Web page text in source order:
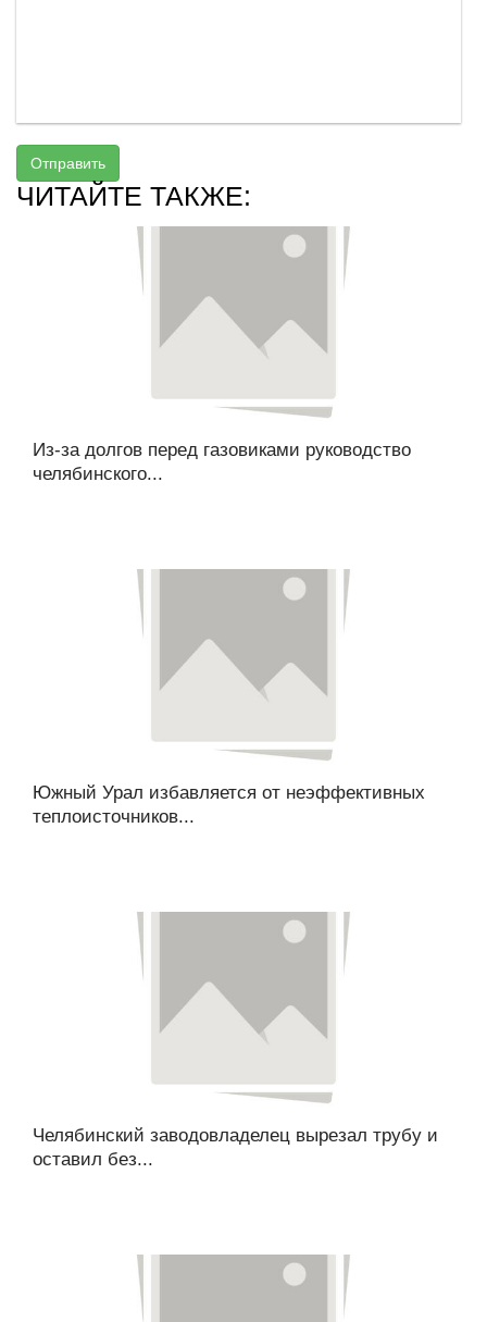
Отправить
ЧИТАЙТЕ ТАКЖЕ:
Из-за долгов перед газовиками руководство
челябинского...
Южный Урал избавляется от неэффективных
теплоисточников...
Челябинский заводовладелец вырезал трубу и
оставил без...